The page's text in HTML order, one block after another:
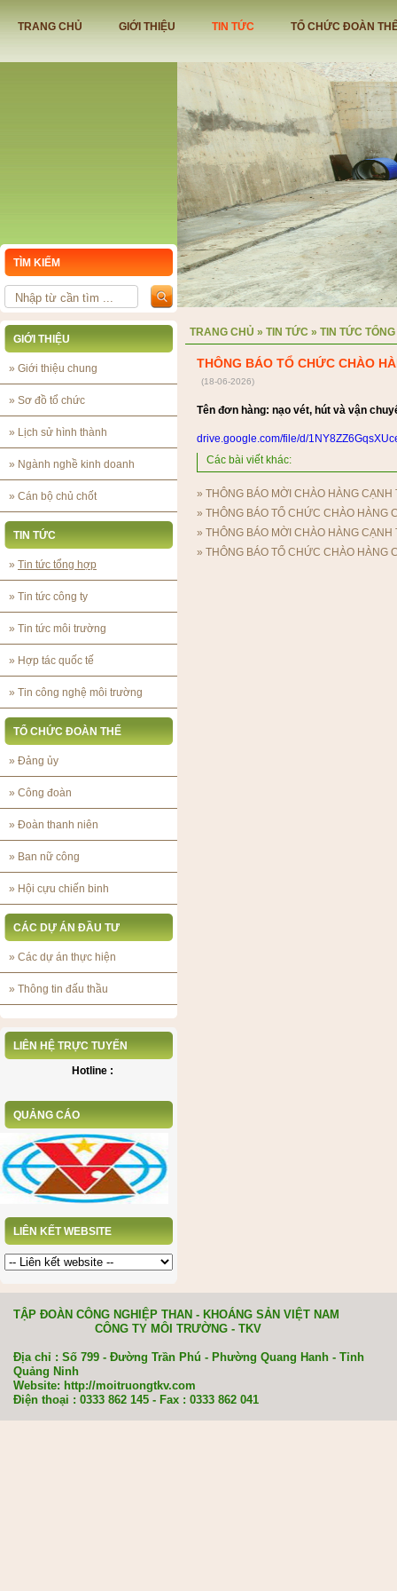
TRANG CHỦ GIỚI THIỆU TIN TỨC TỔ CHỨC ĐOÀN
TÌM KIẾM
GIỚI THIỆU
» Giới thiệu chung
» Sơ đồ tổ chức
» Lịch sử hình thành
» Ngành nghề kinh doanh
» Cán bộ chủ chốt
TIN TỨC
» Tin tức tổng hợp
» Tin tức công ty
» Tin tức môi trường
» Hợp tác quốc tế
» Tin công nghệ môi trường
TỔ CHỨC ĐOÀN THỂ
» Đảng ủy
» Công đoàn
» Đoàn thanh niên
» Ban nữ công
» Hội cựu chiến binh
CÁC DỰ ÁN ĐẦU TƯ
» Các dự án thực hiện
» Thông tin đấu thầu
LIÊN HỆ TRỰC TUYẾN
Hotline :
QUẢNG CÁO
LIÊN KẾT WEBSITE
TRANG CHỦ » TIN TỨC » TIN TỨC
THÔNG BÁO TỔ CHỨC CHÀO
(18-06-2026)
Tên đơn hàng: nạo vét, hút và vận
drive.google.com/file/d/
Các bài viết khác:
» THÔNG BÁO MỜI CHÀO HÀNG CẠNH
» THÔNG BÁO TỔ CHỨC CHÀO HÀNG
» THÔNG BÁO MỜI CHÀO HÀNG CẠNH
» THÔNG BÁO TỔ CHỨC CHÀO HÀNG
TẬP ĐOÀN CÔNG NGHIỆP THAN - KHOÁNG SẢN VIỆT NAM
CÔNG TY MÔI TRƯỜNG - TKV
Địa chỉ : Số 799 - Đường Trần Phú - Phường Quang Hanh - Tỉnh
Quảng Ninh
Website: http://moitruongtkv.com
Điện thoại : 0333 862 145 - Fax : 0333 862 041